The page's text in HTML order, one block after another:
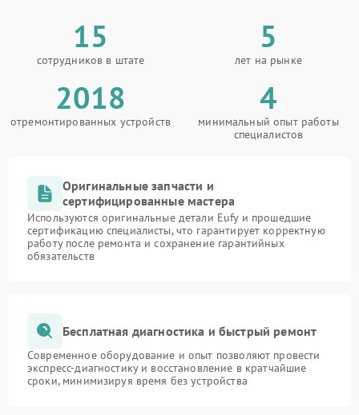
15
сотрудников в штате
5
лет на рынке
2018
отремонтированных устройств
4
минимальный опыт работы
специалистов
Оригинальные запчасти и
сертифицированные мастера
Используются оригинальные детали Eufy и прошедшие
сертификацию специалисты, что гарантирует корректную
работу после ремонта и сохранение гарантийных
обязательств
Бесплатная диагностика и быстрый ремонт
Современное оборудование и опыт позволяют провести
экспресс-диагностику и восстановление в кратчайшие
сроки, минимизируя время без устройства